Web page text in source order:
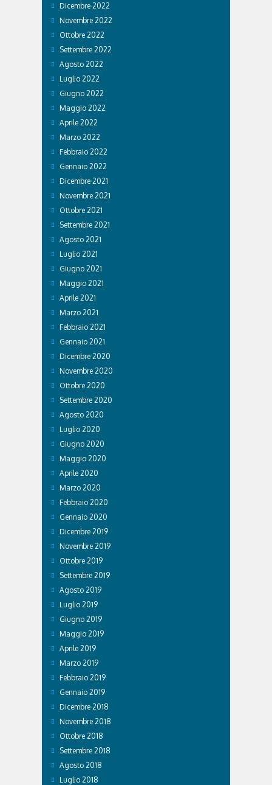
Dicembre 2022
Novembre 2022
Ottobre 2022
Settembre 2022
Agosto 2022
Luglio 2022
Giugno 2022
Maggio 2022
Aprile 2022
Marzo 2022
Febbraio 2022
Gennaio 2022
Dicembre 2021
Novembre 2021
Ottobre 2021
Settembre 2021
Agosto 2021
Luglio 2021
Giugno 2021
Maggio 2021
Aprile 2021
Marzo 2021
Febbraio 2021
Gennaio 2021
Dicembre 2020
Novembre 2020
Ottobre 2020
Settembre 2020
Agosto 2020
Luglio 2020
Giugno 2020
Maggio 2020
Aprile 2020
Marzo 2020
Febbraio 2020
Gennaio 2020
Dicembre 2019
Novembre 2019
Ottobre 2019
Settembre 2019
Agosto 2019
Luglio 2019
Giugno 2019
Maggio 2019
Aprile 2019
Marzo 2019
Febbraio 2019
Gennaio 2019
Dicembre 2018
Novembre 2018
Ottobre 2018
Settembre 2018
Agosto 2018
Luglio 2018